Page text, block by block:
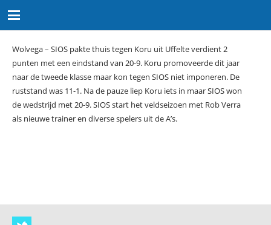
Wolvega – SIOS pakte thuis tegen Koru uit Uffelte verdient 2
punten met een eindstand van 20-9. Koru promoveerde dit jaar
naar de tweede klasse maar kon tegen SIOS niet imponeren. De
ruststand was 11-1. Na de pauze liep Koru iets in maar SIOS won
de wedstrijd met 20-9. SIOS start het veldseizoen met Rob Verra
als nieuwe trainer en diverse spelers uit de A’s.